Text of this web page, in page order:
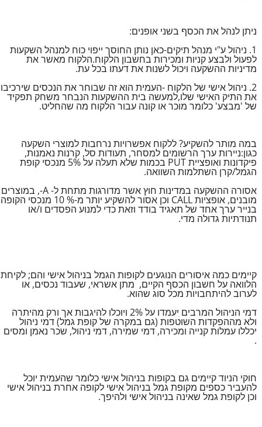
ניתן לנהל את הכסף בשני אופנים:
1. ניהול ע"י מנהל תיקים-כאן נותן החוסך ייפוי כוח למנהל השקעות
לפעול ולבצע קניות ומכירות בחשבון הלקוח.הלקוח מאשר את
מדיניות ההשקעה ויכול לשנות את דעתו בכל עת.
2. ניהול אישי של הלקוח -העמית הוא זה שבוחר את הנכסים שירכיבו
את התיק האישי שלו,למעשה בית ההשקעות הנבחר משחק תפקיד
של 'מבצע' כלומר מוכר או קונה עבור הלקוח מה שהחליט.
במה מותר להשקיע? ללקוח אפשרויות נרחבות למוצרי השקעה
כגון:ניירות ערך הרשומים למסחר, תעודות סל, קרנות נאמנות,
פיקדונות ואופציית PUT בכמות שלא תעלה על 5% מנכסי קופת
הגמל/קרן השתלמות השוואה.
אסורה ההשקעה במדינות חוץ אשר מדורגות מתחת ל- A-, במוצרים
מובנים, אופציות CALL וכן אסור להשקיע יותר מ-% 10 מנכסי הקופה
בנייר ערך אחד של תאגיד בודד וזאת כדי למנוע הפסדים ו/או
תנודתיות גדולה מדי.
קיימים כמה איסורים הנוגעים לקופות הגמל בניהול אישי והם; לקיחת
הלוואה על חשבון הכסף הקיים, מתן אשראי, שעבוד נכסים, או
לערוב להיתחבויות מכל סוג שהוא.
דמי הניהול המרבים יעמדו על 2% ויוכלו להיגבות אך ורק מהיתרה
ולא מההפקדות השוטפות (גם במקרה של קופת גמל) דמי ניהול
יכללו עמלות קנייה ומכירה, דמי שמירה, דמי ניהול, שכר נאמן ומסים
.
חוקי הניוד קיימים גם בקופות בניהול אישי כלומר שהעמית יוכל
להעביר כספים מקופת גמל בניהול אישי לקופה אחרת בניהול אישי
וכן לקופת גמל שאינה בניהול אישי ולהיפך.